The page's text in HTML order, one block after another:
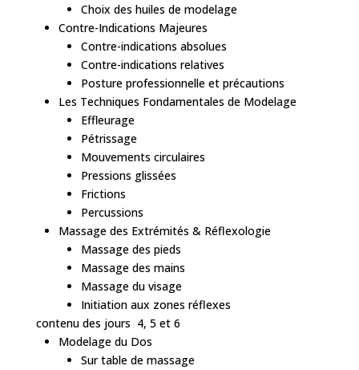
Choix des huiles de modelage
Contre-Indications Majeures
Contre-indications absolues
Contre-indications relatives
Posture professionnelle et précautions
Les Techniques Fondamentales de Modelage
Effleurage
Pétrissage
Mouvements circulaires
Pressions glissées
Frictions
Percussions
Massage des Extrémités & Réflexologie
Massage des pieds
Massage des mains
Massage du visage
Initiation aux zones réflexes
contenu des jours 4, 5 et 6
Modelage du Dos
Sur table de massage